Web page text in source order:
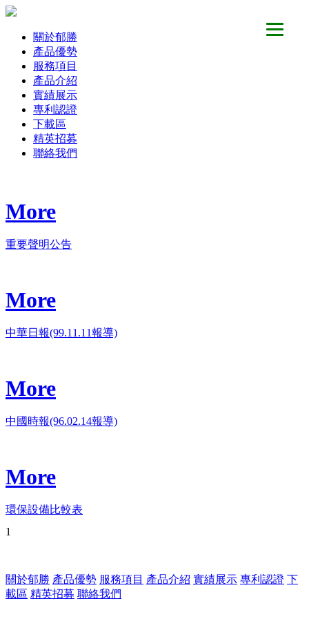
關於郁勝
產品優勢
服務項目
產品介紹
實績展示
專利認證
下載區
精英招募
聯絡我們
More
重要聲明公告
More
中華日報(99.11.11報導)
More
中國時報(96.02.14報導)
More
環保設備比較表
1
關於郁勝 產品優勢 服務項目 產品介紹 實績展示 專利認證 下
載區 精英招募 聯絡我們